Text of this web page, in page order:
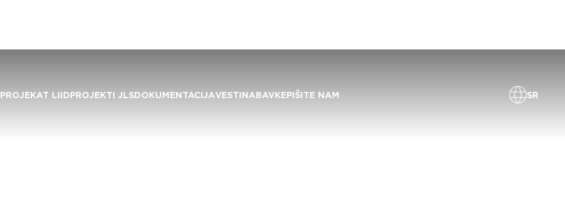
PROJEKAT LIIDPROJEKTI JLSDOKUMENTACIJAVESTINABAVKEPIŠITE NAM SR